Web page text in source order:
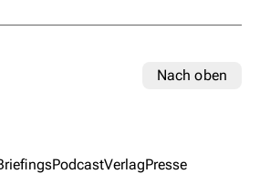
Nach oben
PodcastVerlagPresse